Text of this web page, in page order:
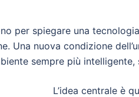
per spiegare una
Una nuova condizione
sempre più
L’idea centrale è